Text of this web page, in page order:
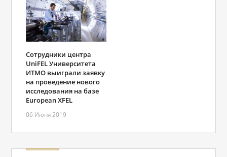
Сотрудники центра
UniFEL Университета
ИТМО выиграли заявку
на проведение нового
исследования на базе
European XFEL
06 Июня 2019